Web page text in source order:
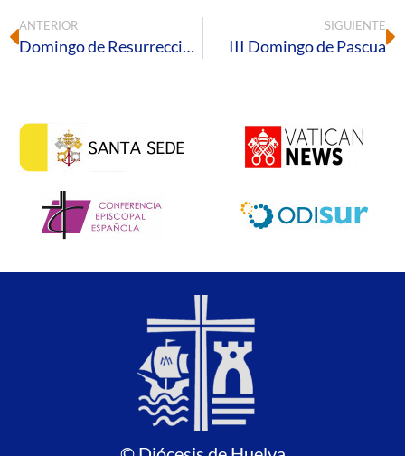
ANTERIOR
Domingo de Resurrección -C
SIGUIENTE
III Domingo de Pascua